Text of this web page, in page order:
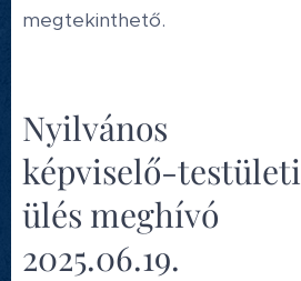
megtekinthető.
Nyilvános
képviselő-testületi
ülés meghívó
2025.06.19.